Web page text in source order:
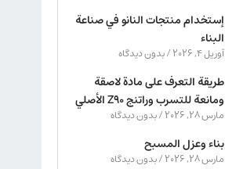
إستخدام منتجات النانو في صناعة
البناء
آوریل 4, 2026 بدون دیدگاه
طريقة التعرف على مادة لاصقة
ومانعة للتسرب وراتنج Z90 الأصلي
مارس 28, 2026 بدون دیدگاه
بناء وعزل المسبح
مارس 28, 2026 بدون دیدگاه